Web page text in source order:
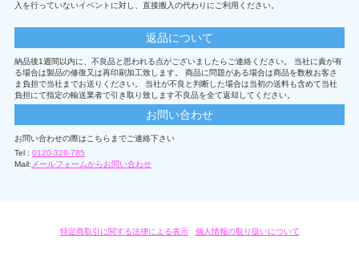
入を行っていないイベントに対し、直接搬入の代わりにご利用ください。
返品について
納品後1週間以内に、不良品と思われる点がございましたらご連絡ください。 当社に責が有
る場合は製品の修復又は再印刷加工致します。 商品に問題がある場合は商品を数枚お客さ
ま負担で当社までお送りください。 当社が不良と判断した場合は当初の送料も含めて当社
負担にて指定の輸送業者で引き取り致します不良品を全て返却してください。
お問い合わせ
お問い合わせの際はこちらまでご連絡下さい
Tel : 0120-326-785
Mail:メールフォームからお問い合わせ
特定商取引に関する法律による表示/ 個人情報の取り扱いについて